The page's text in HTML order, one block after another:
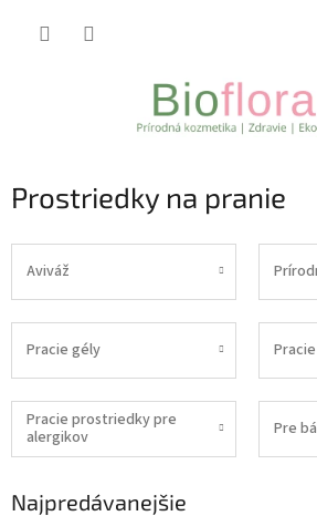
Prostriedky na pranie
Aviváž
Pracie gély
Pracie prostriedky pre
alergikov
Pre
Najpredávanejšie